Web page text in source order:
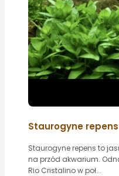
Staurogyne repens
Staurogyne repens to
na przód akwarium.
Rio Cristalino w poł...